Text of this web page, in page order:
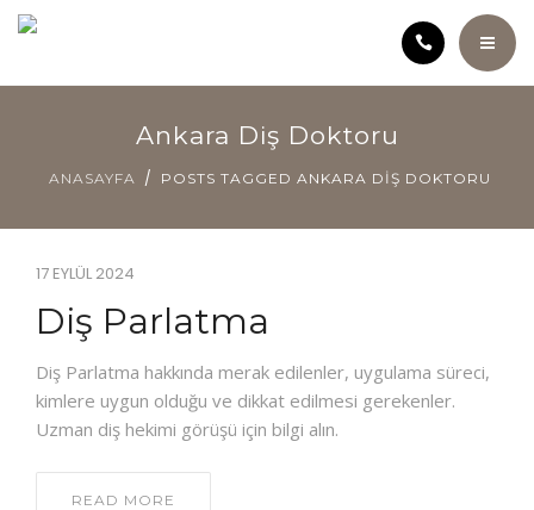
KLINIĞIMIZ
KURUCU HEKIM HATICE ÖZÇELIK
TEDAVILER
ÜCRET POLITIKAMIZ
Ankara Diş Doktoru
ANASAYFA POSTS TAGGED ANKARA DIŞ DOKTORU
17 EYLÜL 2024
Diş Parlatma
Diş Parlatma hakkında merak edilenler, uygulama süreci,
kimlere uygun olduğu ve dikkat edilmesi gerekenler.
Uzman diş hekimi görüşü için bilgi alın.
READ MORE